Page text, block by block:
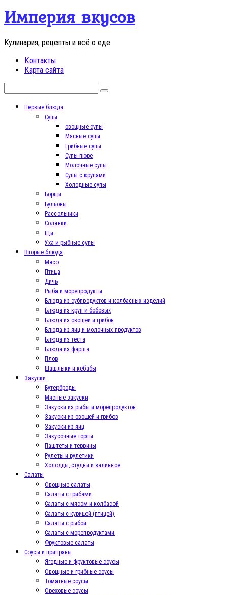
Перейти
контенту
Империя вкусов
Кулинария, рецепты и всё о еде
Контакты
Карта сайта
Первые блюда
Супы
овощные супы
Мясные супы
Грибные супы
Супы-пюре
Молочные супы
Супы с крупами
Холодные супы
Борщи
Бульоны
Рассольники
Солянки
Щи
Уха и рыбные супы
Вторые блюда
Мясо
Птица
Дичь
Рыба и морепродукты
Блюда из субпродуктов и колбасных изделий
Блюда из круп и бобовых
Блюда из овощей и грибов
Блюда из яиц и молочных продуктов
Блюда из теста
Блюда из фарша
Плов
Шашлыки и кебабы
Закуски
Бутерброды
Мясные закуски
Закуски из рыбы и морепродуктов
Закуски из овощей и грибов
Закуски из яиц
Закусочные торты
Паштеты и террины
Рулеты и рулетики
Холодцы, студни и заливное
Салаты
Овощные салаты
Салаты с грибами
Салаты с мясом и колбасой
Салаты с курицей (птицей)
Салаты с рыбой
Салаты с морепродуктами
Фруктовые салаты
Соусы и приправы
Ягодные и фруктовые соусы
Овощные и грибные соусы
Томатные соусы
Ореховые соусы